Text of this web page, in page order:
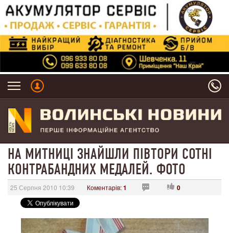
НА МИТНИЦІ ЗНАЙШЛИ ПІВТОРИ СОТНІ
КОНТРАБАНДНИХ МЕДАЛЕЙ. ФОТО
25 Серпня 2010 10:39 Коментарів:1 0